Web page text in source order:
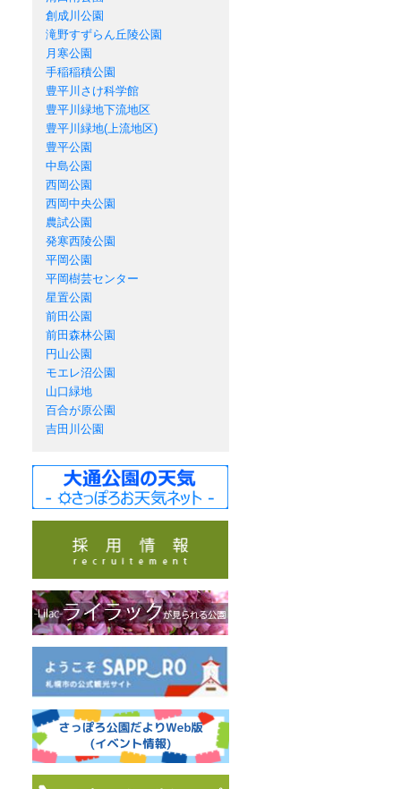
創成川公園
滝野すずらん丘陵公園
月寒公園
手稲稲積公園
豊平川さけ科学館
豊平川緑地下流地区
豊平川緑地(上流地区)
豊平公園
中島公園
西岡公園
西岡中央公園
農試公園
発寒西陵公園
平岡公園
平岡樹芸センター
星置公園
前田公園
前田森林公園
円山公園
モエレ沼公園
山口緑地
百合が原公園
吉田川公園